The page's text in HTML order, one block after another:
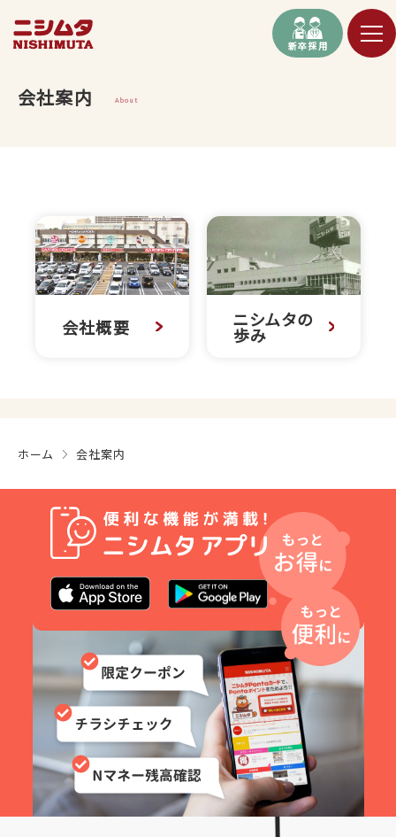
新卒採用
会社案内 About
会社概要 ニシムタの
歩み
ホーム 会社案内